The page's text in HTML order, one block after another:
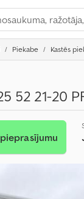
Piekabe Kastēs
52 21-20